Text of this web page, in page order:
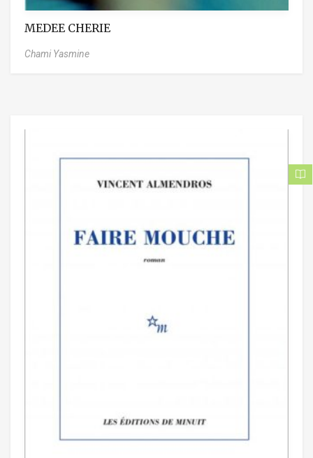
MEDEE CHERIE
Chami Yasmine